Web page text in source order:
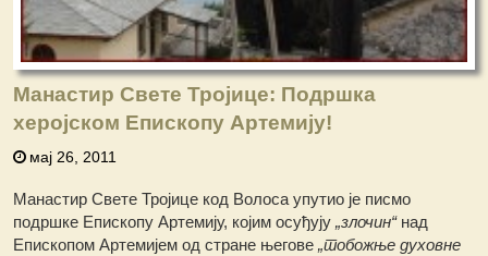
Манастир Свете Тројице: Подршка
херојском Епископу Артемију!
мај 26, 2011
Манастир Свете Тројице код Волоса упутио је писмо
подршке Епископу Артемију, којим осуђују„злочин“над
Епископом Артемијем од стране његове„тобожње духовне